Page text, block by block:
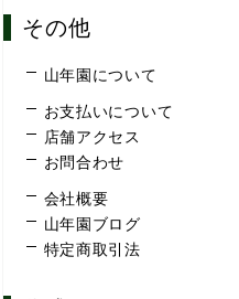
その他
山年園について
お支払いについて
店舗アクセス
お問合わせ
会社概要
山年園ブログ
特定商取引法